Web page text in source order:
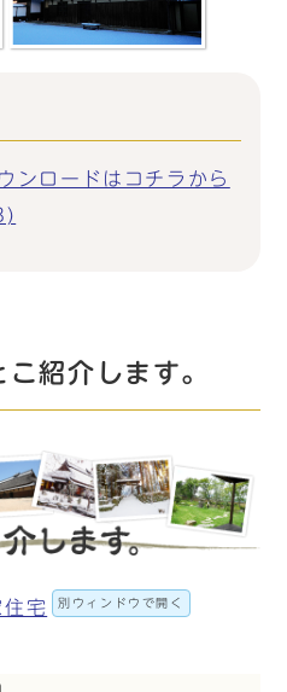
ンロードはコチラから
紹介します。
宅 別ウィンドウで開く